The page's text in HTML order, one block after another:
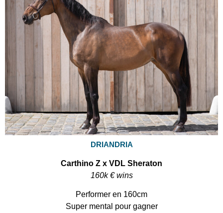
DRIANDRIA
Carthino Z x VDL Sheraton
160k € wins
Performer en 160cm
Super mental pour gagner